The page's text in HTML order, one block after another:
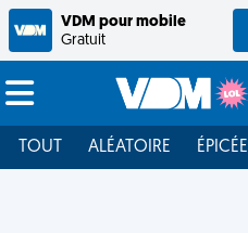
VDM pour mobile
Gratuit
TOUT ALÉATOIRE ÉPICÉE